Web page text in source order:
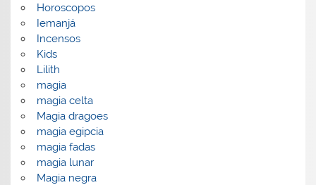
Horoscopos
Iemanjá
Incensos
Kids
Lilith
magia
magia celta
Magia dragoes
magia egipcia
magia fadas
magia lunar
Magia negra